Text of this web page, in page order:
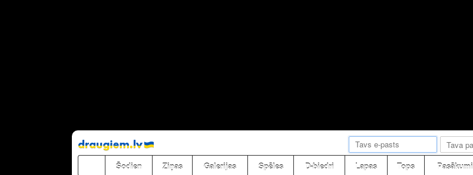
Pāriet
uz
saturu
Šodien Ziņas Galerijas Spēles D-biedri Lapas Tops Pasākumi